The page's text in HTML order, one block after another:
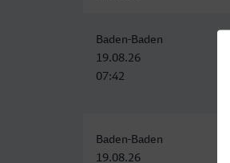
Baden-Baden
19.08.26
07:42
Baden-Baden
19.08.26